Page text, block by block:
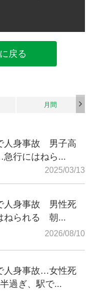
戻る
月間
人身事故 男子高
行にはねら...
2025/03/13
人身事故 男性死
ねられる 朝...
2026/08/10
人身事故…女性死
過ぎ、駅で...